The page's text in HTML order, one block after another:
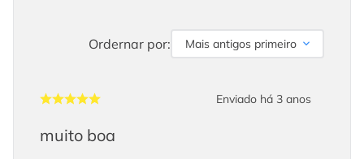
Ordernar por: Mais antigos primeiro
Enviado há 3 anos
muito boa